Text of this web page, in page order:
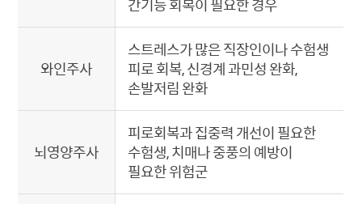
간기능 회복이 필요한 경우
와인주사
스트레스가 많은 직장인이나 수험생
피로 회복, 신경계 과민성 완화,
손발저림 완화
뇌영양주사
피로회복과 집중력 개선이 필요한
수험생, 치매나 중풍의 예방이
필요한 위험군